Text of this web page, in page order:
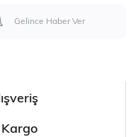
Gelince Haber Ver